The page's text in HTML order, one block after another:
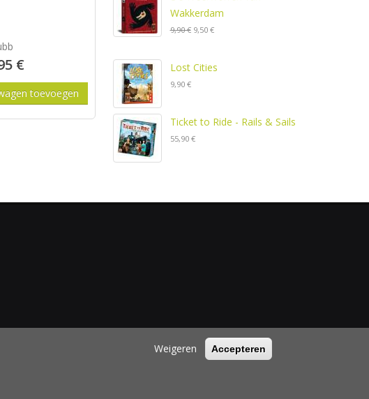
€
Wakkerdam
9,90 €9,50 €
Lost Cities
9,90 €
Ticket to Ride - Rails & Sails
55,90 €
Weigeren Accepteren